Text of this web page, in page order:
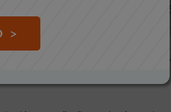
>
il (ri)trasferimento di